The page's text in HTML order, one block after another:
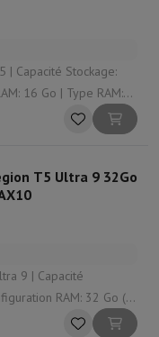
| Type RAM:
T5 Ultra 9 32Go
RAM: 32 Go (2